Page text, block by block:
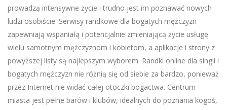
prowadzą intensywne życie i trudno jest im poznawać nowych
ludzi osobiście. Serwisy randkowe dla bogatych mężczyzn
zapewniają wspaniałą i potencjalnie zmieniającą życie usługę
wielu samotnym mężczyznom i kobietom, a aplikacje i strony z
powyższej listy są najlepszym wyborem. Randki online dla singli i
bogatych mężczyzn nie różnią się od siebie za bardzo, ponieważ
przez Internet nie widać całej otoczki bogactwa. Centrum
miasta jest pełne barów i klubów, idealnych do poznania kogoś,